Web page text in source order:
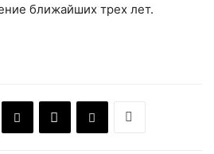
ближайших трех лет.